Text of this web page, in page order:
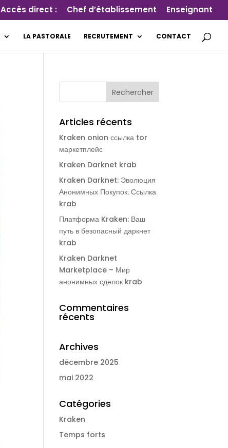
Accès direct : Chef d’établissement Enseignant
LA PASTORALE RECRUTEMENT CONTACT
Articles récents
Kraken onion ссылка tor
маркетплейс
Kraken Darknet krab
Kraken Darknet: Эволюция
Анонимных Покупок. Ссылка
krab
Платформа Kraken: Ваш
путь в безопасный даркнет
krab
Kraken Darknet
Marketplace – Мир
анонимных сделок krab
Commentaires
récents
Archives
décembre 2025
mai 2022
Catégories
Kraken
Temps forts